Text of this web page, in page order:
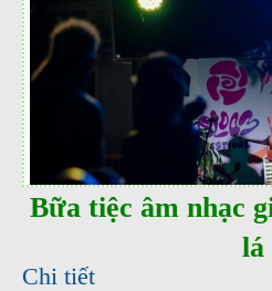
Bữa tiệc âm nhạc
lá
Chi tiết